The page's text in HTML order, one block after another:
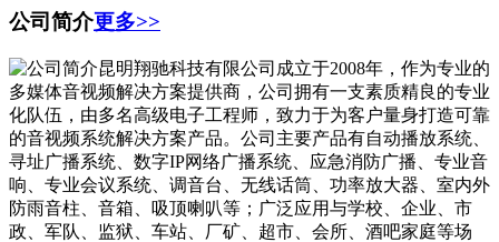
公司简介更多>>
昆明翔驰科技有限公司成立于2008年，作为专业的
多媒体音视频解决方案提供商，公司拥有一支素质精良的专业
化队伍，由多名高级电子工程师，致力于为客户量身打造可靠
的音视频系统解决方案产品。公司主要产品有自动播放系统、
寻址广播系统、数字IP网络广播系统、应急消防广播、专业音
响、专业会议系统、调音台、无线话筒、功率放大器、室内外
防雨音柱、音箱、吸顶喇叭等；广泛应用与学校、企业、市
政、军队、监狱、车站、厂矿、超市、会所、酒吧家庭等场